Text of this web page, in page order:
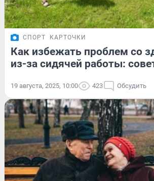
СПОРТ КАРТОЧКИ
Как избежать проблем со
из-за сидячей работы:
19 августа, 2025, 10:00 423 Обсудить